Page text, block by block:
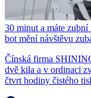
30 minut a máte
bot mění návštěvu
Čínská firma
dvě kila a v ordinaci
čtvrt hodiny čistého